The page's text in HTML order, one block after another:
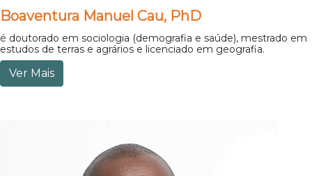
Boaventura Manuel Cau, PhD
é doutorado em sociologia (demografia e saúde), mestrado em
estudos de terras e agrários e licenciado em geografia.
Ver Mais